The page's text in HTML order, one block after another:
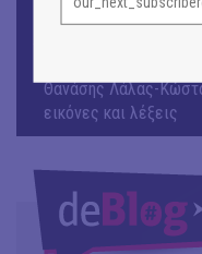
Αργύρης Ραλλιάς |
Θανάσης Λάλας-
εικόνες και λέξεις